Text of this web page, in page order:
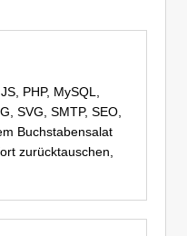
PHP, MySQL,
SVG, SMTP, SEO,
Buch­staben­salat
zurück­tauschen,